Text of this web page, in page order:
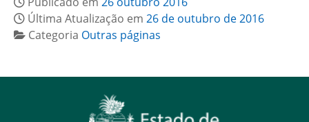
Última Atualização em 26 de outubro de 2016
Categoria Outras páginas